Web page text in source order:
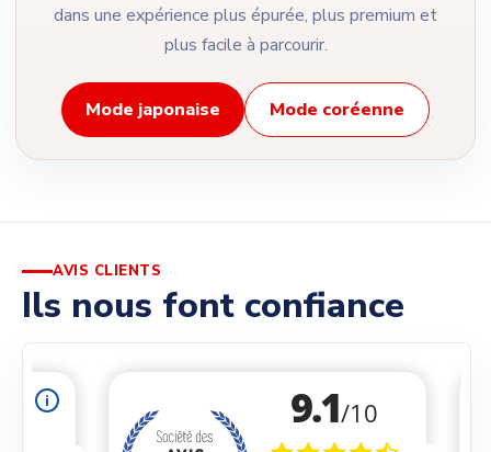
dans une expérience plus épurée, plus premium et
plus facile à parcourir.
Mode japonaise Mode coréenne
AVIS CLIENTS
Ils nous font confiance